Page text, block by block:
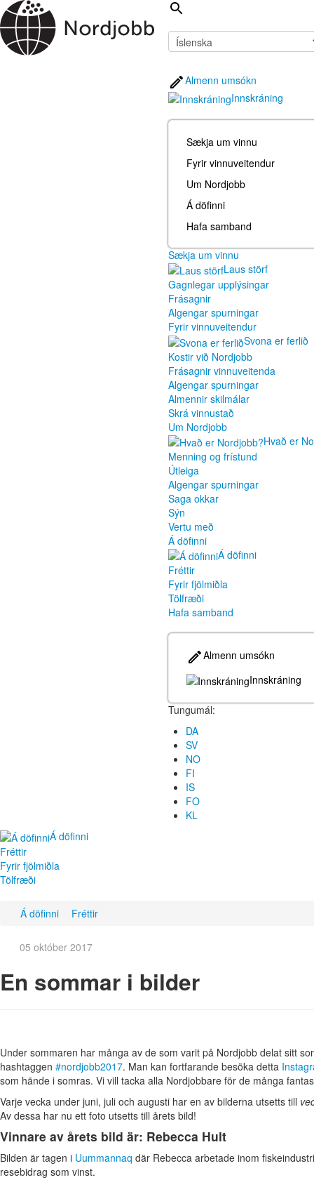
Almenn umsókn
Innskráning
Sækja um vinnu
Fyrir vinnuveitendur
Um Nordjobb
Á döfinni
Hafa samband
Sækja um vinnu
Laus störf
Gagnlegar upplýsingar
Frásagnir
Algengar spurningar
Fyrir vinnuveitendur
Svona er ferlið
Kostir við Nordjobb
Frásagnir vinnuveitenda
Algengar spurningar
Almennir skilmálar
Skrá vinnustað
Um Nordjobb
Hvað er
Menning og frístund
Útleiga
Algengar spurningar
Saga okkar
Sýn
Vertu með
Á döfinni
Á döfinni
Fréttir
Fyrir fjölmiðla
Tölfræði
Hafa samband
Almenn umsókn
Innskráning
Tungumál:
DA
SV
NO
FI
IS
FO
KL
Á döfinni
Fréttir
Fyrir fjölmiðla
Tölfræði
Á döfinni Fréttir
05 október 2017
En sommar i bilder
Under sommaren har många av de som varit på Nordjobb delat sitt
hashtaggen #nordjobb2017. Man kan fortfarande besöka detta
som hände i somras. Vi vill tacka alla Nordjobbare för de många
Varje vecka under juni, juli och augusti har en av bilderna utsetts till
Av dessa har nu ett foto utsetts till årets bild!
Vinnare av årets bild är: Rebecca Hult
Bilden är tagen i Uummannaq där Rebecca arbetade inom
resebidrag som vinst.